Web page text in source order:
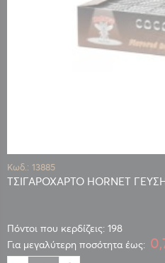
Κωδ.: 13885
ΤΣΙΓΑΡΟΧΑΡΤΟ HORNET
Πόντοι που κερδίζεις: 198
Για μεγαλύτερη ποσότητα έως: